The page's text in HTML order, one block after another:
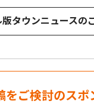
版タウンニュースの
をご検討のスポ